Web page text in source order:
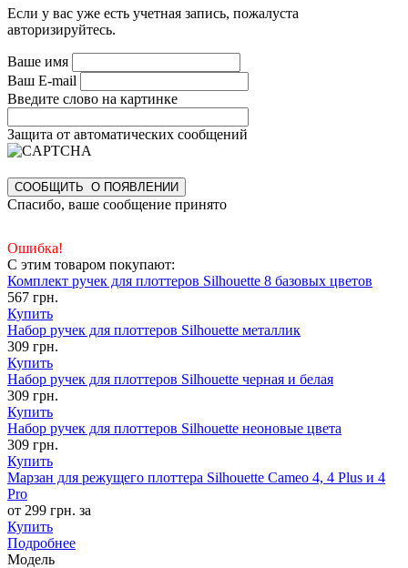
Если у вас уже есть учетная запись, пожалуста
авторизируйтесь.
Ваше имя
Ваш E-mail
Введите слово на картинке
Защита от автоматических сообщений
Спасибо, ваше сообщение принято
Ошибка!
С этим товаром покупают:
Комплект ручек для плоттеров Silhouette 8 базовых цветов
567 грн.
Купить
Набор ручек для плоттеров Silhouette металлик
309 грн.
Купить
Набор ручек для плоттеров Silhouette черная и белая
309 грн.
Купить
Набор ручек для плоттеров Silhouette неоновые цвета
309 грн.
Купить
Марзан для режущего плоттера Silhouette Cameo 4, 4 Plus и 4
Pro
от 299 грн. за
Купить
Подробнее
Модель